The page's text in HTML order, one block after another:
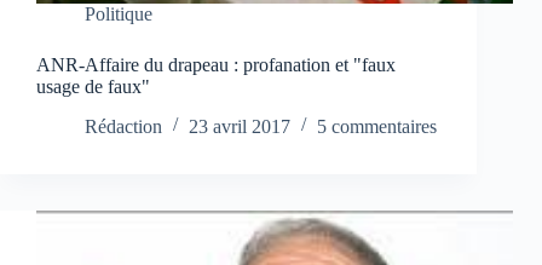
Politique
ANR-Affaire du drapeau : profanation et "faux
usage de faux"
Rédaction
23 avril 2017 5 commentaires